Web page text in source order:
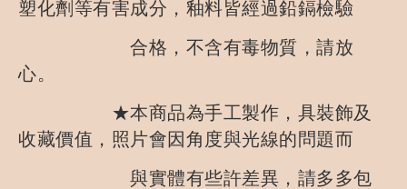
塑化劑等有害成分，釉料皆經過鉛鎘檢驗
合格，不含有毒物質，請放
心。
★本商品為手工製作，具裝飾及
收藏價值，照片會因角度與光線的問題而
與實體有些許差異，請多多包